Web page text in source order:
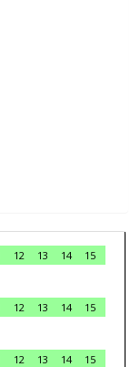
12 13 14
15
12 13 14
15
12 13 14
15